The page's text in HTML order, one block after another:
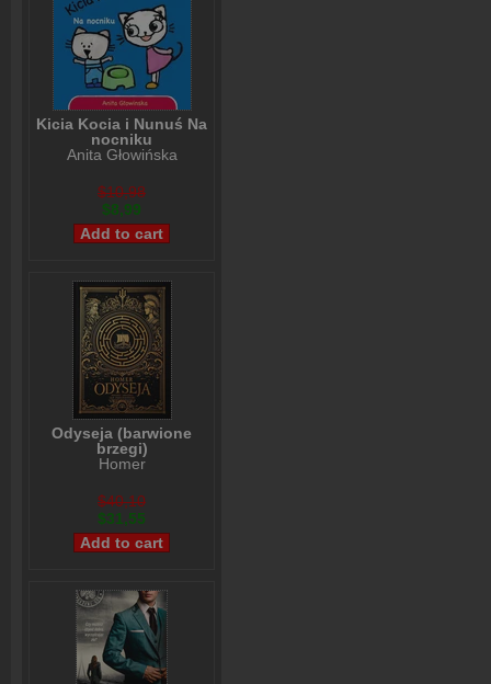
Kicia Kocia i Nunuś Na
nocniku
Anita Głowińska
$10,98
$8,99
Odyseja (barwione
brzegi)
Homer
$40,10
$31,55